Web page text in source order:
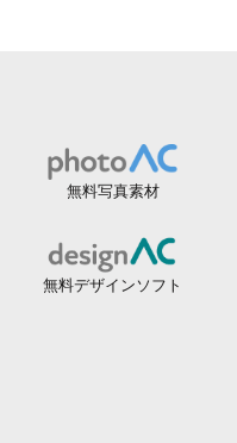
無料写真素材
無料デザインソフト